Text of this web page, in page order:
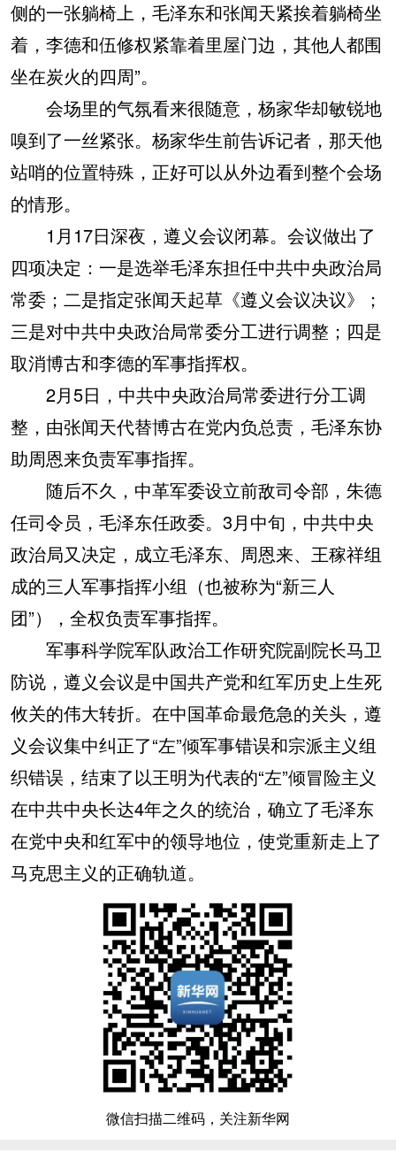
侧的一张躺椅上，毛泽东和张闻天紧挨着躺椅坐
着，李德和伍修权紧靠着里屋门边，其他人都围
坐在炭火的四周”。
会场里的气氛看来很随意，杨家华却敏锐地
嗅到了一丝紧张。杨家华生前告诉记者，那天他
站哨的位置特殊，正好可以从外边看到整个会场
的情形。
1月17日深夜，遵义会议闭幕。会议做出了
四项决定：一是选举毛泽东担任中共中央政治局
常委；二是指定张闻天起草《遵义会议决议》；
三是对中共中央政治局常委分工进行调整；四是
取消博古和李德的军事指挥权。
2月5日，中共中央政治局常委进行分工调
整，由张闻天代替博古在党内负总责，毛泽东协
助周恩来负责军事指挥。
随后不久，中革军委设立前敌司令部，朱德
任司令员，毛泽东任政委。3月中旬，中共中央
政治局又决定，成立毛泽东、周恩来、王稼祥组
成的三人军事指挥小组（也被称为“新三人
团”），全权负责军事指挥。
军事科学院军队政治工作研究院副院长马卫
防说，遵义会议是中国共产党和红军历史上生死
攸关的伟大转折。在中国革命最危急的关头，遵
义会议集中纠正了“左”倾军事错误和宗派主义组
织错误，结束了以王明为代表的“左”倾冒险主义
在中共中央长达4年之久的统治，确立了毛泽东
在党中央和红军中的领导地位，使党重新走上了
马克思主义的正确轨道。
微信扫描二维码，关注新华网